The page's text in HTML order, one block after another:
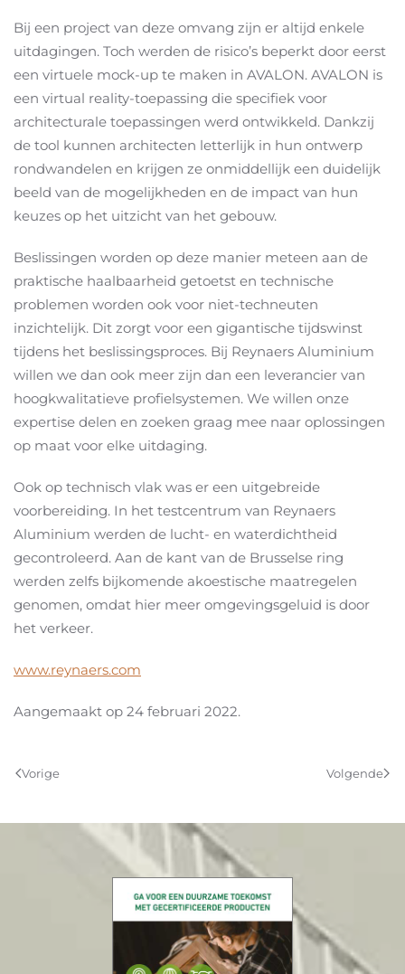
Bij een project van deze omvang zijn er altijd enkele
uitdagingen. Toch werden de risico’s beperkt door eerst
een virtuele mock-up te maken in AVALON. AVALON is
een virtual reality-toepassing die specifiek voor
architecturale toepassingen werd ontwikkeld. Dankzij
de tool kunnen architecten letterlijk in hun ontwerp
rondwandelen en krijgen ze onmiddellijk een duidelijk
beeld van de mogelijkheden en de impact van hun
keuzes op het uitzicht van het gebouw.
Beslissingen worden op deze manier meteen aan de
praktische haalbaarheid getoetst en technische
problemen worden ook voor niet-techneuten
inzichtelijk. Dit zorgt voor een gigantische tijdswinst
tijdens het beslissingsproces. Bij Reynaers Aluminium
willen we dan ook meer zijn dan een leverancier van
hoogkwalitatieve profielsystemen. We willen onze
expertise delen en zoeken graag mee naar oplossingen
op maat voor elke uitdaging.
Ook op technisch vlak was er een uitgebreide
voorbereiding. In het testcentrum van Reynaers
Aluminium werden de lucht- en waterdichtheid
gecontroleerd. Aan de kant van de Brusselse ring
werden zelfs bijkomende akoestische maatregelen
genomen, omdat hier meer omgevingsgeluid is door
het verkeer.
www.reynaers.com
Aangemaakt op 24 februari 2022.
Vorige Volgende